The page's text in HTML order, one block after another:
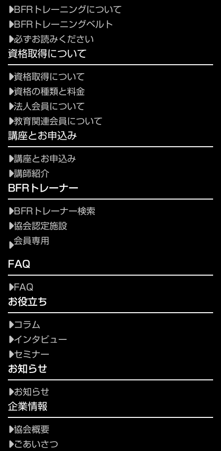
BFRトレーニングについて
BFRトレーニングベルト
必ずお読みください
資格取得について
資格取得について
資格の種類と料金
法人会員について
教育関連会員について
講座とお申込み
講座とお申込み
講師紹介
BFRトレーナー
BFRトレーナー検索
協会認定施設
会員専用
FAQ
FAQ
お役立ち
コラム
インタビュー
セミナー
お知らせ
お知らせ
企業情報
協会概要
ごあいさつ